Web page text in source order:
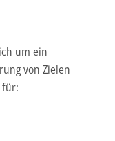
um ein
von Zielen
für: